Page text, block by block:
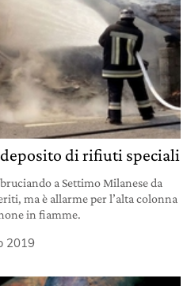
di rifiuti speciali
a Settimo Milanese da
ma è allarme per l’alta colonna
in fiamme.
2019